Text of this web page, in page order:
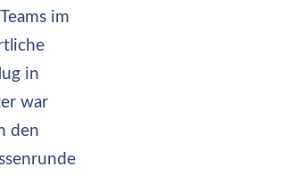
im
in
war
den